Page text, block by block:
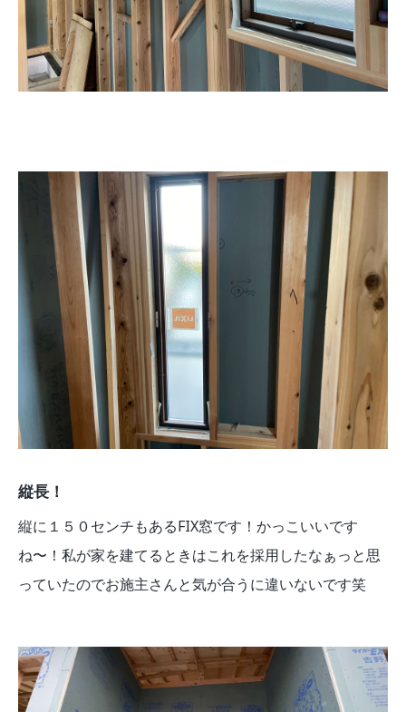
縦長！
縦に１５０センチもあるFIX窓です！かっこいいです
ね〜！私が家を建てるときはこれを採用したなぁっと思
っていたのでお施主さんと気が合うに違いないです笑